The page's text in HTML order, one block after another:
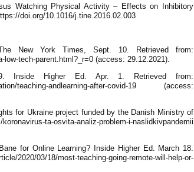
Watching Physical Activity – Effects on Inhibitory
doi.org/10.1016/j.tine.2016.02.003
New York Times, Sept. 10. Retrieved from:
tech-parent.html?_r=0 (access: 29.12.2021).
Inside Higher Ed. Apr. 1. Retrieved from:
teaching-andlearning-after-covid-19 (access:
for Ukraine project funded by the Danish Ministry of
ta-osvita-analiz-problem-i-naslidkivpandemii
for Online Learning? Inside Higher Ed. March 18.
2020/03/18/most-teaching-going-remote-will-help-or-